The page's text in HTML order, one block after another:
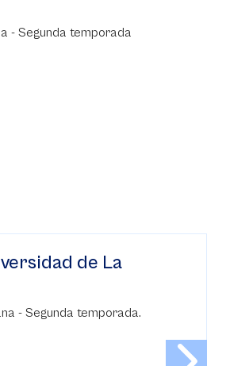
de La
- Segunda temporada.